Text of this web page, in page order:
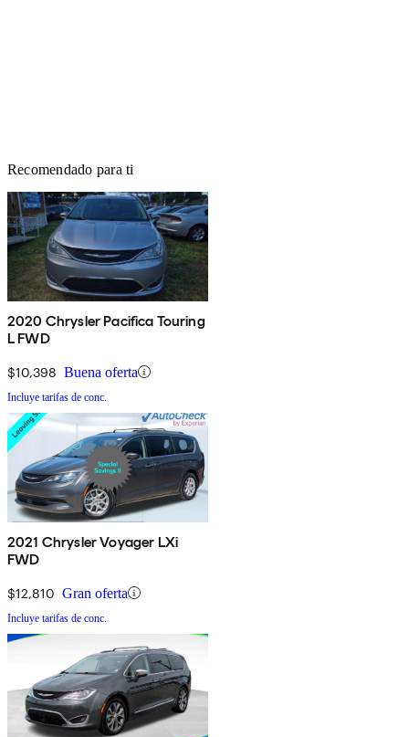
Recomendado para ti
2020 Chrysler Pacifica Touring
L FWD
$10,398 Buena oferta
Incluye tarifas de conc.
2021 Chrysler Voyager LXi
FWD
$12,810 Gran oferta
Incluye tarifas de conc.